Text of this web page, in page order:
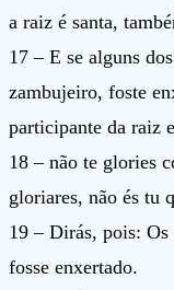
a raiz é santa,
17 – E se alguns
zambujeiro, foste
participante da raiz
18 – não te glories
gloriares, não és tu
19 – Dirás, pois: Os
fosse enxertado.